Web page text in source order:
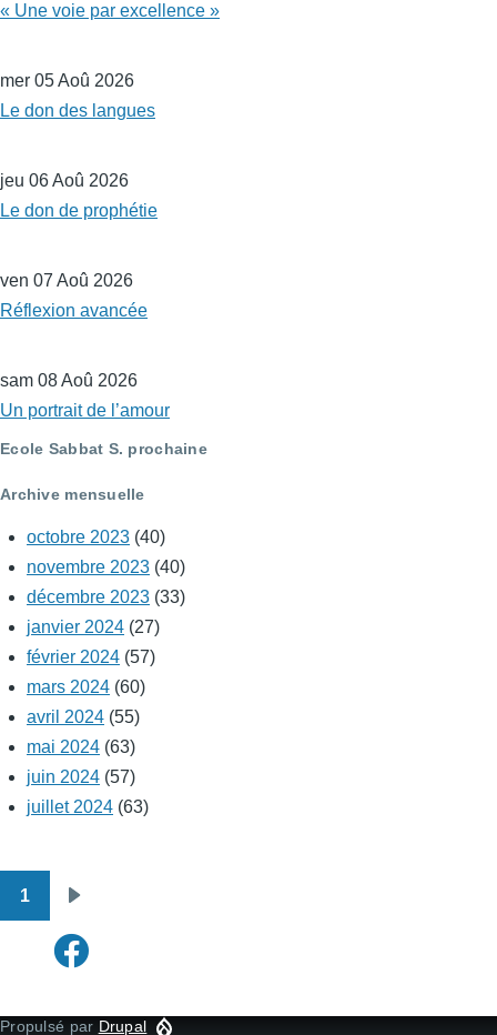
« Une voie par excellence »
mer 05 Aoû 2026
Le don des langues
jeu 06 Aoû 2026
Le don de prophétie
ven 07 Aoû 2026
Réflexion avancée
sam 08 Aoû 2026
Un portrait de l’amour
Ecole Sabbat S. prochaine
Archive mensuelle
octobre 2023 (40)
novembre 2023 (40)
décembre 2023 (33)
janvier 2024 (27)
février 2024 (57)
mars 2024 (60)
avril 2024 (55)
mai 2024 (63)
juin 2024 (57)
juillet 2024 (63)
Pagination
1
suivante
Propulsé par Drupal